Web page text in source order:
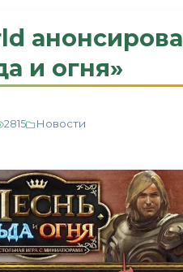
и огня»
2815 Новости